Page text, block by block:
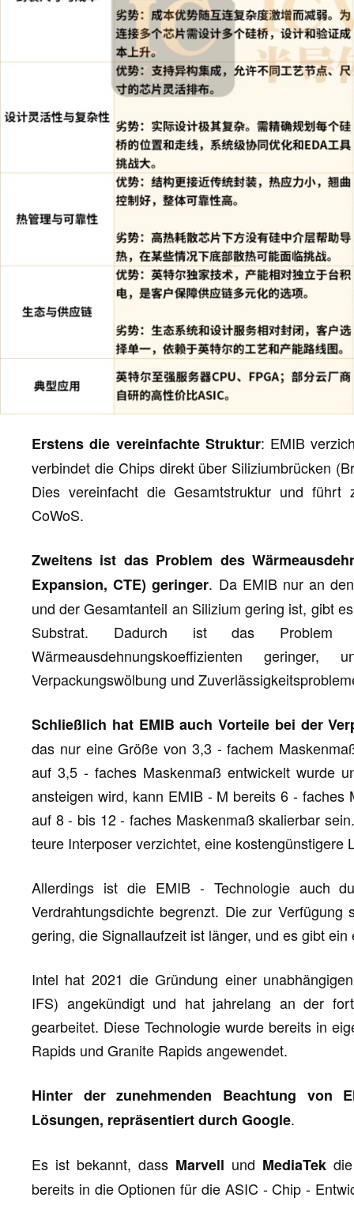
Erstens die vereinfachte Struktur: EMIB
verbindet die Chips direkt über Siliziumbrücken
Dies vereinfacht die Gesamtstruktur und
CoWoS.
Zweitens ist das Problem des
Expansion, CTE) geringer. Da EMIB nur an
und der Gesamtanteil an Silizium gering ist, gibt
Substrat. Dadurch ist das Problem
Wärmeausdehnungskoeffizienten
Verpackungswölbung und
Schließlich hat EMIB auch Vorteile bei der
das nur eine Größe von 3,3 - fachem
auf 3,5 - faches Maskenmaß entwickelt wurde
ansteigen wird, kann EMIB - M bereits 6 -
auf 8 - bis 12 - faches Maskenmaß skalierbar
teure Interposer verzichtet, eine kostengünstigere
Allerdings ist die EMIB - Technologie auch
Verdrahtungsdichte begrenzt. Die zur
gering, die Signallaufzeit ist länger, und es gibt
Intel hat 2021 die Gründung einer
IFS) angekündigt und hat jahrelang an der
gearbeitet. Diese Technologie wurde bereits in
Rapids und Granite Rapids angewendet.
Hinter der zunehmenden Beachtung von
Lösungen, repräsentiert durch Google.
Es ist bekannt, dass Marvell und MediaTek
bereits in die Optionen für die ASIC - Chip -